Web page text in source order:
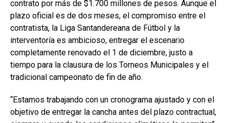
contrato por más de $1.700 millones de pesos. Aunque el
plazo oficial es de dos meses, el compromiso entre el
contratista, la Liga Santandereana de Fútbol y la
interventoría es ambicioso, entregar el escenario
completamente renovado el 1 de diciembre, justo a
tiempo para la clausura de los Torneos Municipales y el
tradicional campeonato de fin de año.
“Estamos trabajando con un cronograma ajustado y con el
objetivo de entregar la cancha antes del plazo contractual,